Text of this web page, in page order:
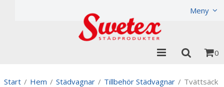
Meny
0
Start / Hem / Städvagnar / Tillbehör Städvagnar / Tvättsäck